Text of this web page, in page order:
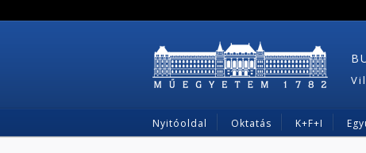
Nyitóoldal Oktatás K+F+I